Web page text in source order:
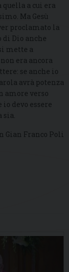
quella a cui era
Ma Gesù
proclamato la
Dio anche
mette a
era ancora
se anche io
avrà potenza
amore verso
devo essere
sia.
Gian Franco Poli